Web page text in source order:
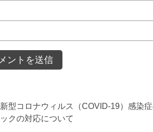
新型コロナウィルス（COVID-19）感染
ックの対応について